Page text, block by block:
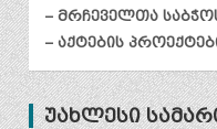
– მრჩეველთა
– აქტების
უახლესი